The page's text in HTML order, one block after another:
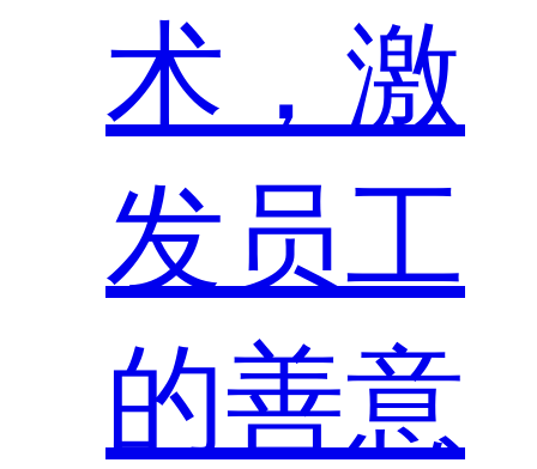
术，激
发员工
的善意